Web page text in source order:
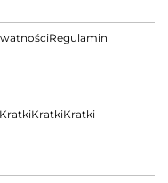
Regulamin
KratkiKratkiKratki